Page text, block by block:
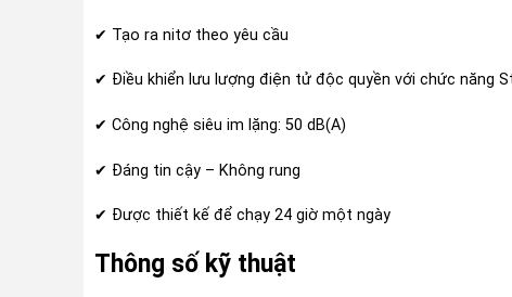
✔ Tạo ra nitơ theo yêu cầu
✔ Điều khiển lưu lượng điện tử độc quyền với chức năng
✔ Công nghệ siêu im lặng: 50 dB(A)
✔ Đáng tin cậy – Không rung
✔ Được thiết kế để chạy 24 giờ một ngày
Thông số kỹ thuật